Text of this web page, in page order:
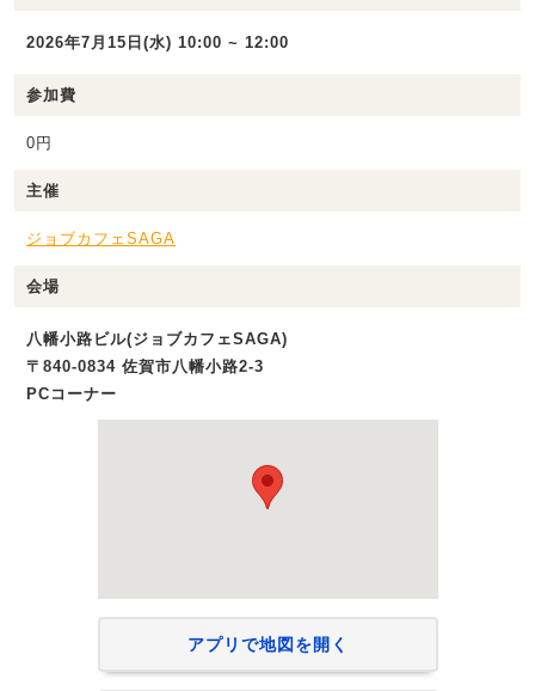
2026年7月15日(水) 10:00 ~ 12:00
参加費
0円
主催
ジョブカフェSAGA
会場
八幡小路ビル(ジョブカフェSAGA)
〒840-0834 佐賀市八幡小路2-3
PCコーナー
アプリで地図を開く